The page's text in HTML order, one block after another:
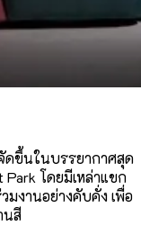
จัดขึ้นในบรรยากาศสุด
Park โดยมีเหล่าแขก
มงานอย่างคับคั่ง เพื่อ
นสี